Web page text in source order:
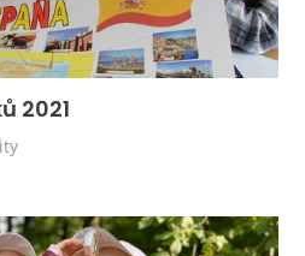
2021